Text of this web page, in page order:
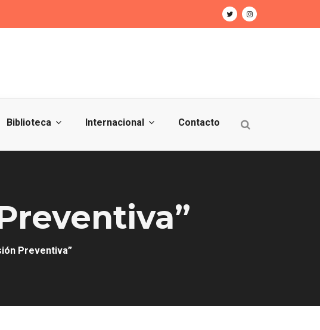
Biblioteca Internacional Contacto
Preventiva”